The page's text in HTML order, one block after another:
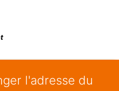
l'adresse du